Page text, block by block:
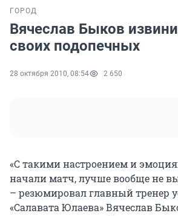
ГОРОД
Вячеслав Быков
своих подопечных
28 октября 2010, 08:54 2 650
«С такими настроением и
начали матч, лучше вообще не
– резюмировал главный тренер
«Салавата Юлаева» Вячеслав